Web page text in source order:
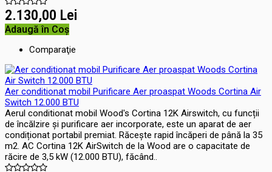
2.130,00 Lei
Adaugă în Coş
Comparaţie
Aer conditionat mobil Purificare Aer proaspat Woods Cortina Air
Switch 12.000 BTU
Aerul conditionat mobil Wood's Cortina 12K Airswitch, cu funcții
de încălzire și purificare aer incorporate, este un aparat de aer
condiționat portabil premiat. Răcește rapid încăperi de până la 35
m2. AC Cortina 12K AirSwitch de la Wood are o capacitate de
răcire de 3,5 kW (12.000 BTU), făcând..